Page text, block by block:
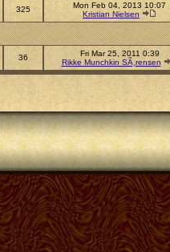
325
Mon Feb 04, 2013 10:07
Kristian Nielsen
36
Fri Mar 25, 2011 0:39
Rikke Munchkin SÃ¸rensen